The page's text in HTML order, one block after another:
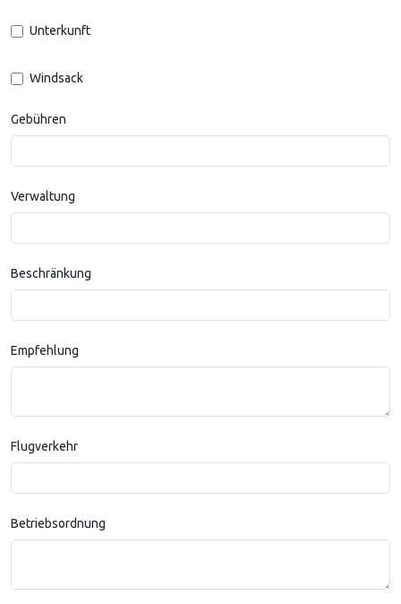
Unterkunft
Windsack
Gebühren
Verwaltung
Beschränkung
Empfehlung
Flugverkehr
Betriebsordnung